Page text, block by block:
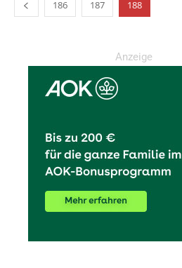
186 187 188
Anzeige